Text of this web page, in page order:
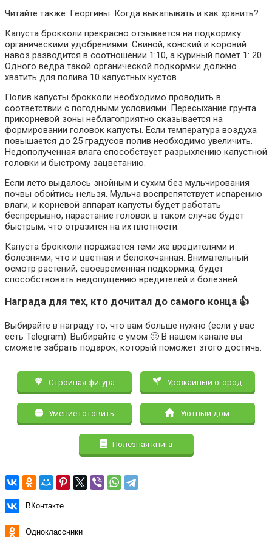
Читайте также: Георгины: Когда выкапывать и как хранить?
Капуста брокколи прекрасно отзывается на подкормку
органическими удобрениями. Свиной, конский и коровий
навоз разводится в соотношении 1:10, а куриный помёт 1: 20.
Одного ведра такой органической подкормки должно
хватить для полива 10 капустных кустов.
Полив капусты брокколи необходимо проводить в
соответствии с погодными условиями. Пересыхание грунта
прикорневой зоны неблагоприятно сказывается на
формировании головок капусты. Если температура воздуха
повышается до 25 градусов полив необходимо увеличить.
Недополученная влага способствует разрыхлению капустной
головки и быстрому зацветанию.
Если лето выдалось знойным и сухим без мульчирования
почвы обойтись нельзя. Мульча воспрепятствует испарению
влаги, и корневой аппарат капусты будет работать
беспрерывно, нарастание головок в таком случае будет
быстрым, что отразится на их плотности.
Капуста брокколи поражается теми же вредителями и
болезнями, что и цветная и белокочанная. Внимательный
осмотр растений, своевременная подкормка, будет
способствовать недопущению вредителей и болезней.
Награда для тех, кто дочитал до самого конца 👍
Выбирайте в награду то, что вам больше нужно (если у вас
есть Telegram). Выбирайте с умом 🙂 В нашем канале вы
сможете забрать подарок, который поможет этого достичь.
Стройная фигура Урожайный огород
Умение готовить Уютный дом
Полезная книга
ВКонтакте
Одноклассники